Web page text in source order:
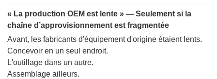
« La production OEM est lente » — Seulement si la
chaîne d’approvisionnement est fragmentée
Avant, les fabricants d'équipement d'origine étaient lents.
Concevoir en un seul endroit.
L'outillage dans un autre.
Assemblage ailleurs.